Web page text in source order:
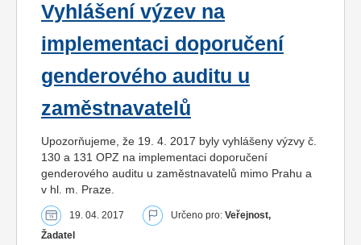
Vyhlášení výzev na
implementaci doporučení
genderového auditu u
zaměstnavatelů
Upozorňujeme, že 19. 4. 2017 byly vyhlášeny výzvy č.
130 a 131 OPZ na implementaci doporučení
genderového auditu u zaměstnavatelů mimo Prahu a
v hl. m. Praze.
19. 04. 2017 Určeno pro: Veřejnost,
Žadatel